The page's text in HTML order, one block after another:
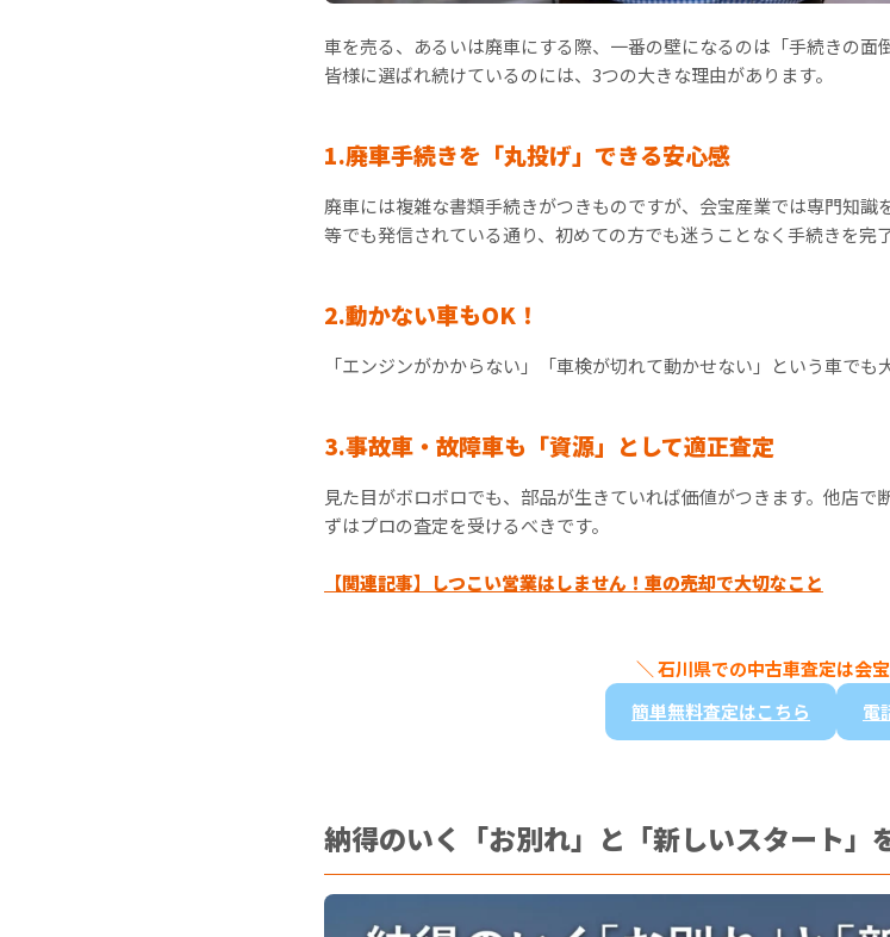
車を売る、あるいは廃車にする際、一番の壁になるのは「手続きの
皆様に選ばれ続けているのには、3つの大きな理由があります。
1.廃車手続きを「丸投げ」できる安心感
廃車には複雑な書類手続きがつきものですが、会宝産業では専門知識
等でも発信されている通り、初めての方でも迷うことなく手続きを完
2.動かない車もOK！
「エンジンがかからない」「車検が切れて動かせない」という車でも
3.事故車・故障車も「資源」として適正査定
見た目がボロボロでも、部品が生きていれば価値がつきます。他店
ずはプロの査定を受けるべきです。
【関連記事】 しつこい営業はしません！車の売却で大切なこと
＼ 石川県での中古車査定は会
簡単無料査定はこちら
電
納得のいく「お別れ」と「新しいスタート」